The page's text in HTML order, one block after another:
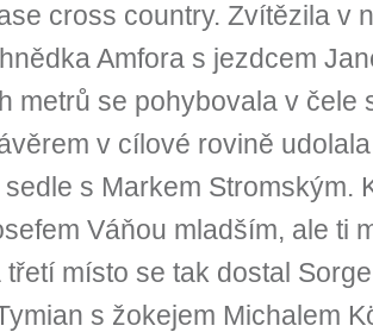
cross country. Zvítězila v
Amfora s jezdcem
metrů se pohybovala v čele
v cílové rovině
s Markem Stromským.
Váňou mladším, ale ti
třetí místo se tak dostal
s žokejem Michalem